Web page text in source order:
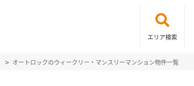
エリア検索
オートロックのウィークリー・マンスリーマンション物件一覧